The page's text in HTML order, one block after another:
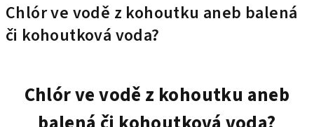
Chlór ve vodě z kohoutku aneb balená
či kohoutková voda?
Chlór ve vodě z kohoutku aneb